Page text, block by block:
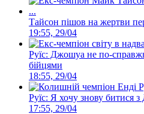
Тайсон пішов на жертви
19:55, 29/04
Руїс: Джошуа не по-
бійцями
18:55, 29/04
Руїс: Я хочу знову битися
17:55, 29/04